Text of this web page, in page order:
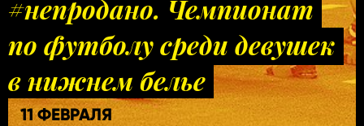
#непродано. Чемпионат
по футболу среди девушек
в нижнем белье
11 ФЕВРАЛЯ